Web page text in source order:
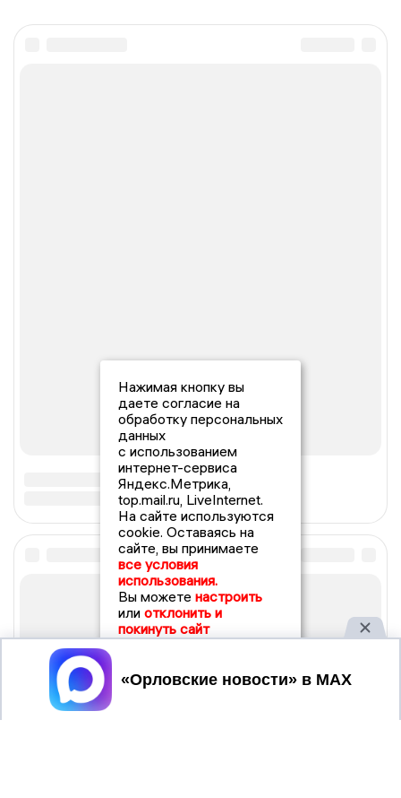
Нажимая кнопку вы
даете согласие на
обработку персональных
данных
с использованием
интернет-сервиса
Яндекс.Метрика,
top.mail.ru, LiveInternet.
На сайте используются
cookie. Оставаясь на
сайте, вы принимаете
все условия
использования.
Вы можете настроить
или отклонить и
покинуть сайт
Принять